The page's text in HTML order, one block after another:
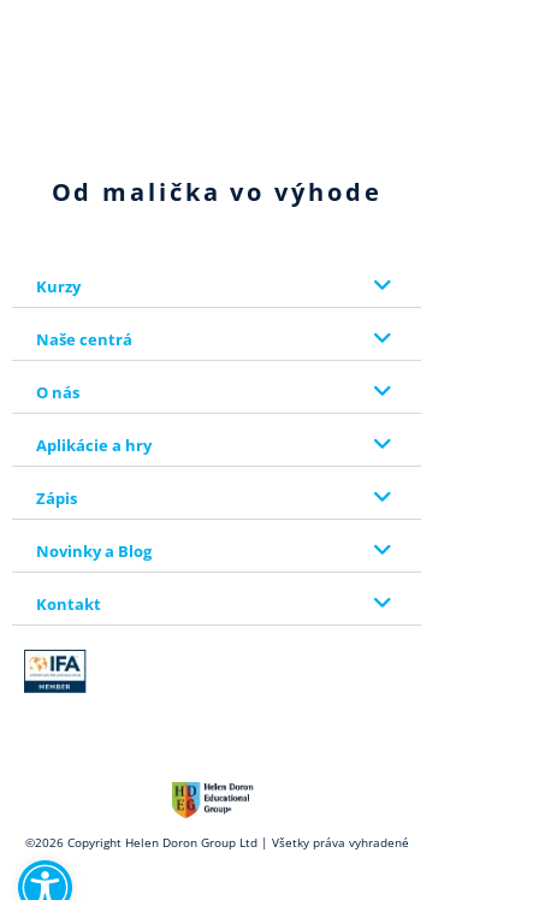
Open toolbar
Od malička vo výhode
Kurzy
Naše centrá
O nás
Aplikácie a hry
Zápis
Novinky a Blog
Kontakt
©2026 Copyright Helen Doron Group Ltd | Všetky práva vyhradené